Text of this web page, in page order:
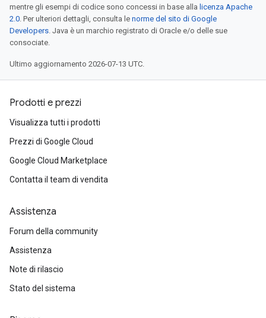
mentre gli esempi di codice sono concessi in base alla licenza Apache
2.0. Per ulteriori dettagli, consulta le norme del sito di Google
Developers. Java è un marchio registrato di Oracle e/o delle sue
consociate.
Ultimo aggiornamento 2026-07-13 UTC.
Prodotti e prezzi
Visualizza tutti i prodotti
Prezzi di Google Cloud
Google Cloud Marketplace
Contatta il team di vendita
Assistenza
Forum della community
Assistenza
Note di rilascio
Stato del sistema